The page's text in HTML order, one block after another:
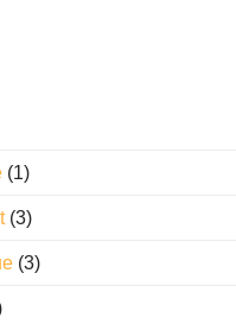
(1)
(3)
(3)